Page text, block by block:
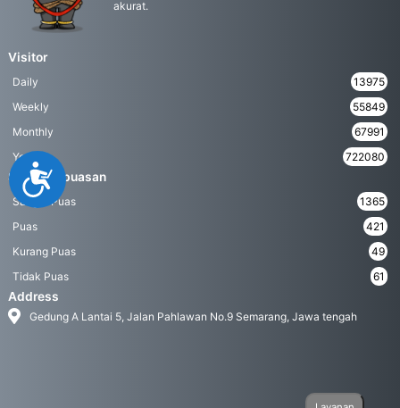
Accessibility
akurat.
Visitor
Daily
13975
Weekly
55849
Monthly
67991
Yearly
722080
Survei Kepuasan
Sangat Puas
1365
Puas
421
Kurang Puas
49
Tidak Puas
61
Address
Gedung A Lantai 5, Jalan Pahlawan No.9 Semarang, Jawa tengah